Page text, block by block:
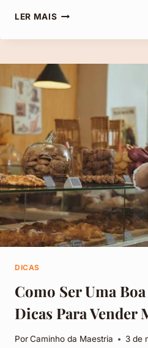
LER MAISCONFIE
SI
8
DICAS
PARA
O
MEDO
DE
VENDER
DICAS
Como Ser Uma
Dicas Para Vender
PorCaminho da Maestria 3 de